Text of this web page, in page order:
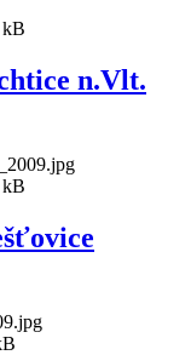
kB
n.Vlt.
kB